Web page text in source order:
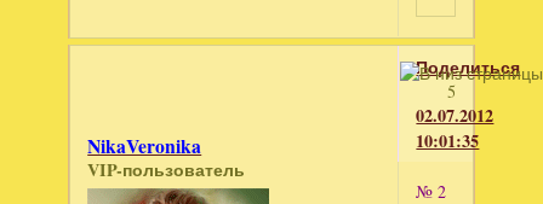
Поделиться
5
02.07.2012
10:01:35
NikaVeronika
VIP-пользователь
№ 2